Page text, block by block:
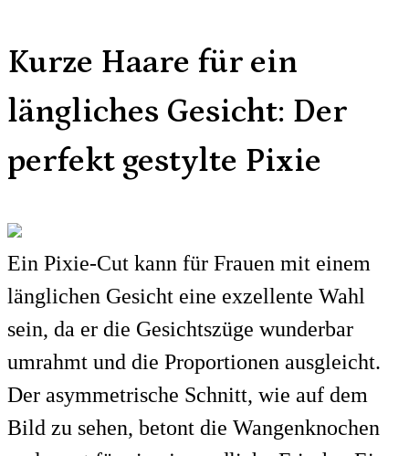
Kurze Haare für ein
längliches Gesicht: Der
perfekt gestylte Pixie
Ein Pixie-Cut kann für Frauen mit einem
länglichen Gesicht eine exzellente Wahl
sein, da er die Gesichtszüge wunderbar
umrahmt und die Proportionen ausgleicht.
Der asymmetrische Schnitt, wie auf dem
Bild zu sehen, betont die Wangenknochen